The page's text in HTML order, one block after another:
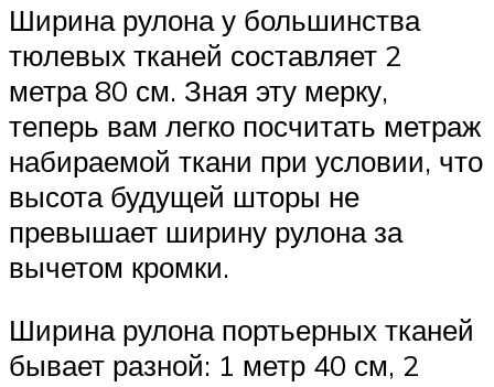
Ширина рулона у большинства
тюлевых тканей составляет 2
метра 80 см. Зная эту мерку,
теперь вам легко посчитать метраж
набираемой ткани при условии, что
высота будущей шторы не
превышает ширину рулона за
вычетом кромки.
Ширина рулона портьерных тканей
бывает разной: 1 метр 40 см, 2